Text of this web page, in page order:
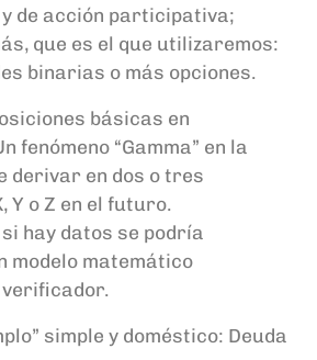
de acción participativa;
que es el que utilizaremos:
binarias o más opciones.
básicas en
fenómeno “Gamma” en la
derivar en dos o tres
Y o Z en el futuro.
hay datos se podría
modelo matemático
” simple y doméstico: Deuda